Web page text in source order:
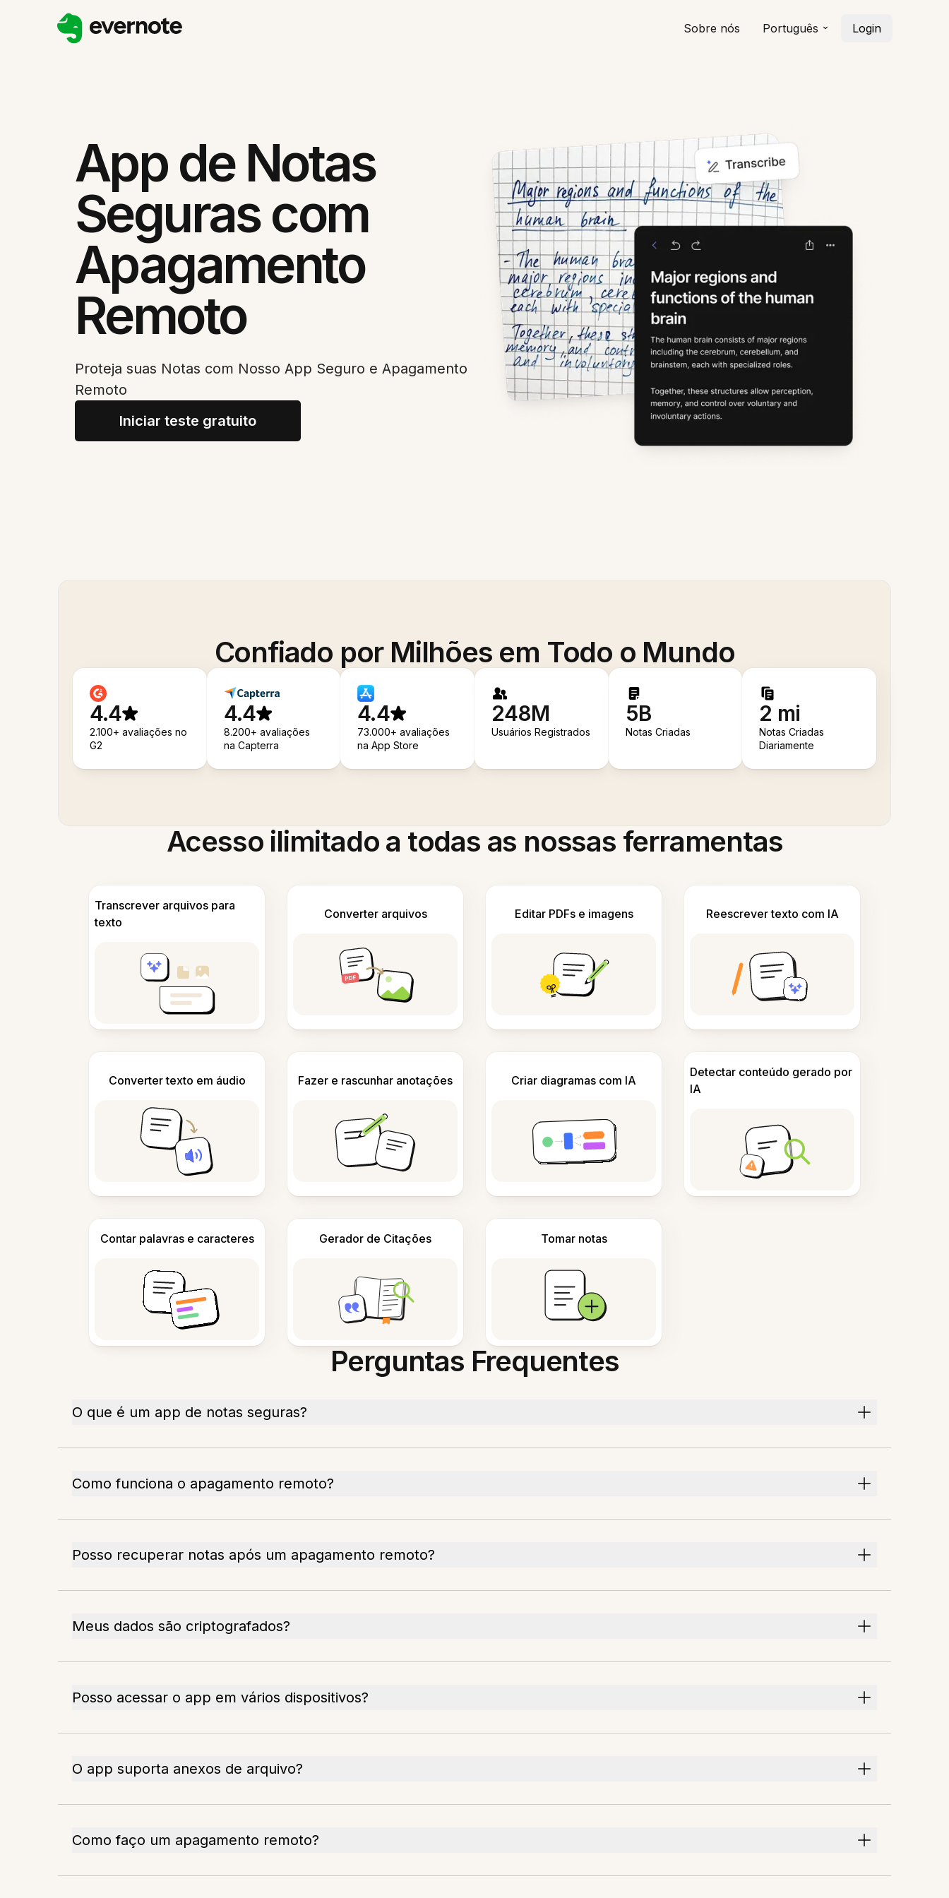
Sobre nós Português Login
App de Notas
Seguras com
Apagamento
Remoto
Proteja suas Notas com Nosso App Seguro e Apagamento
Remoto
Iniciar teste gratuito
Confiado por Milhões em Todo o Mundo
4.4
2.100+ avaliações no
G2
4.4
8.200+ avaliações
na Capterra
4.4
73.000+ avaliações
na App Store
248M
Usuários Registrados
5B
Notas Criadas
2 mi
Notas Criadas
Diariamente
Acesso ilimitado a todas as nossas ferramentas
Transcrever arquivos para
texto
Converter arquivos Editar PDFs e imagens Reescrever texto com IA
Converter texto em áudio Fazer e rascunhar anotações Criar diagramas com IA
Detectar conteúdo gerado por
IA
Contar palavras e caracteres Gerador de Citações Tomar notas
Perguntas Frequentes
O que é um app de notas seguras?
Como funciona o apagamento remoto?
Posso recuperar notas após um apagamento remoto?
Meus dados são criptografados?
Posso acessar o app em vários dispositivos?
O app suporta anexos de arquivo?
Como faço um apagamento remoto?